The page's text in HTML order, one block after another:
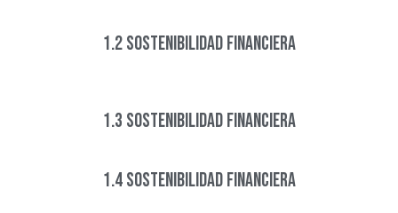
1.2 Sostenibilidad financiera
1.3 Sostenibilidad financiera
1.4 Sostenibilidad financiera